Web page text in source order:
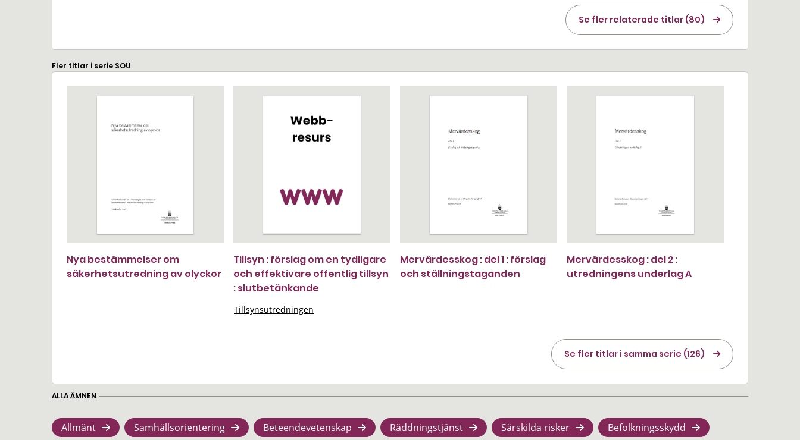
Se fler relaterade titlar (80)
Fler titlar i serie SOU
Nya bestämmelser om
säkerhetsutredning av olyckor
Tillsyn : förslag om en tydligare
och effektivare offentlig tillsyn
: slutbetänkande
Tillsynsutredningen
Mervärdesskog : del 1 : förslag
och ställningstaganden
Mervärdesskog : del 2 :
utredningens underlag A
Se fler titlar i samma serie (126)
ALLA ÄMNEN
Allmänt Samhällsorientering Beteendevetenskap Räddningstjänst Särskilda risker Befolkningsskydd